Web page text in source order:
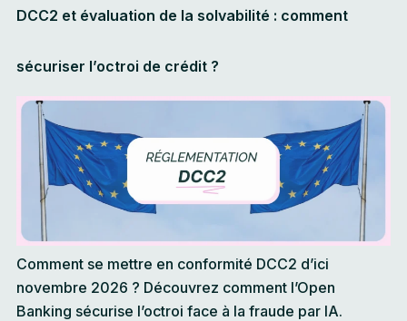
DCC2 et évaluation de la solvabilité : comment
sécuriser l’octroi de crédit ?
Comment se mettre en conformité DCC2 d’ici
novembre 2026 ? Découvrez comment l’Open
Banking sécurise l’octroi face à la fraude par IA.